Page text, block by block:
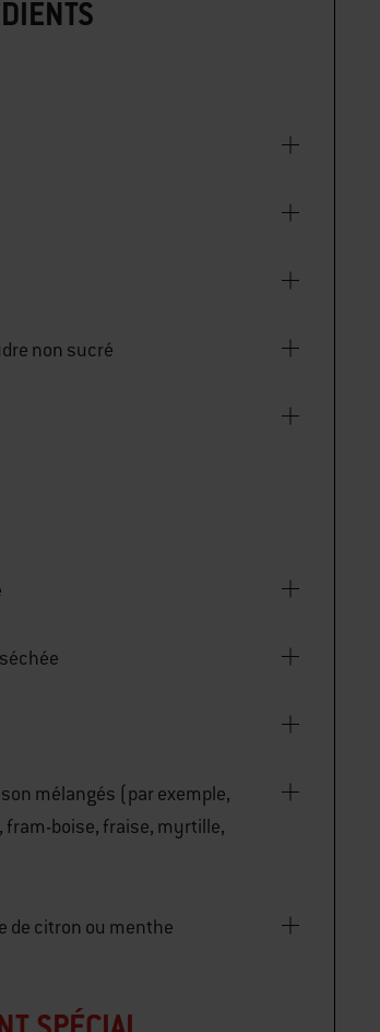
non sucré
(par exemple,
fram-boise, fraise, myrtille,
de citron ou menthe